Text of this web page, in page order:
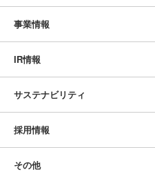
事業情報
IR情報
サステナビリティ
採用情報
その他